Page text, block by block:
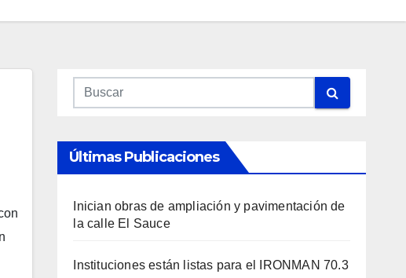
Últimas Publicaciones
Inician obras de ampliación y pavimentación de
la calle El Sauce
Instituciones están listas para el IRONMAN 70.3